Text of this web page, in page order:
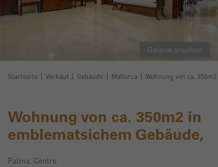
Galerie ansehen
Startseite Verkauf Gebäude Mallorca Wohnung von ca.
Wohnung von ca. 350m2 in
emblematsichem Gebäude,
Palma, Centro